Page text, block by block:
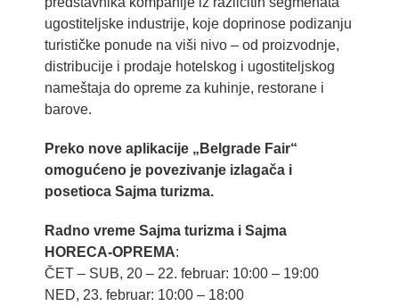
ugostiteljske industrije, koje doprinose podizanju
turističke ponude na viši nivo – od proizvodnje,
distribucije i prodaje hotelskog i ugostiteljskog
nameštaja do opreme za kuhinje, restorane i
barove.
Preko nove aplikacije „Belgrade Fair“
omogućeno je povezivanje izlagača i
posetioca Sajma turizma.
Radno vreme Sajma turizma i Sajma
HORECA-OPREMA:
ČET – SUB, 20 – 22. februar: 10:00 – 19:00
NED, 23. februar: 10:00 – 18:00